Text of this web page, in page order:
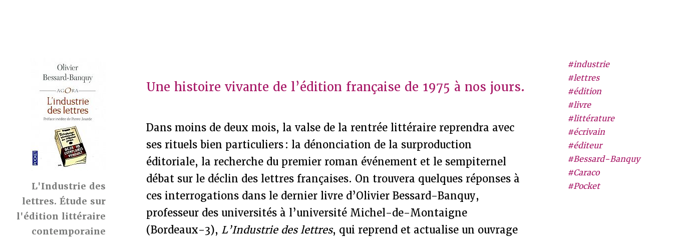
L'Industrie des
lettres. Étude sur
l'édition littéraire
contemporaine
#industrie
#lettres
#édition
#livre
#littérature
#écrivain
#éditeur
#Bessard-Banquy
#Caraco
#Pocket
Une histoire vivante de l’édition française de 1975 à nos jours.
Dans moins de deux mois, la valse de la rentrée littéraire reprendra avec
ses rituels bien particuliers : la dénonciation de la surproduction
éditoriale, la recherche du premier roman événement et le sempiternel
débat sur le déclin des lettres françaises. On trouvera quelques réponses à
ces interrogations dans le dernier livre d’Olivier Bessard-Banquy,
professeur des universités à l’université Michel-de-Montaigne
(Bordeaux-3), L’Industrie des lettres, qui reprend et actualise un ouvrage